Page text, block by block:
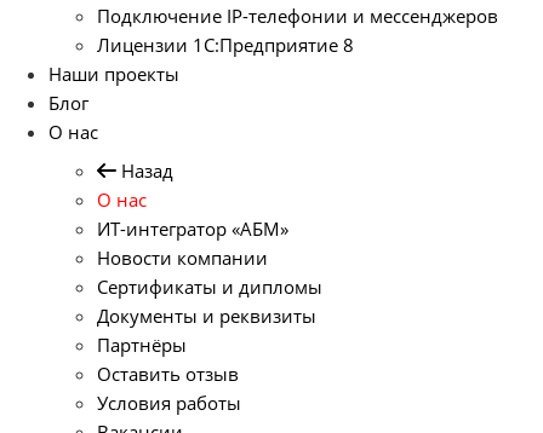
Подключение IP-телефонии и мессенджеров
Лицензии 1C:Предприятие 8
Наши проекты
Блог
О нас
Назад
О нас
ИТ-интегратор «АБМ»
Новости компании
Сертификаты и дипломы
Документы и реквизиты
Партнёры
Оставить отзыв
Условия работы